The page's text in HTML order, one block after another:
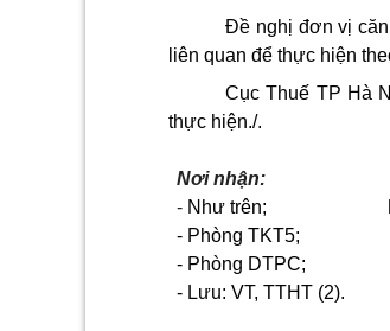
Đề nghị đơn vị
liên quan để thực hiện
Cục Thuế TP Hà
thực hiện./.
Nơi nhận:
- Như trên;
- Phòng TKT5;
- Phòng DTPC;
- Lưu: VT, TTHT (2).